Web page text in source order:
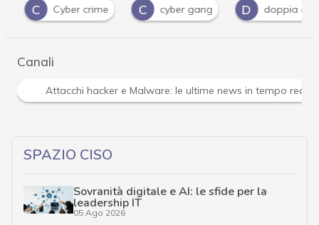
C
Cyber crime C cyber gang D doppia
Canali
Attacchi hacker e Malware: le ultime news in tempo
SPAZIO CISO
Sovranità digitale e AI: le sfide per la
leadership IT
05 Ago 2026